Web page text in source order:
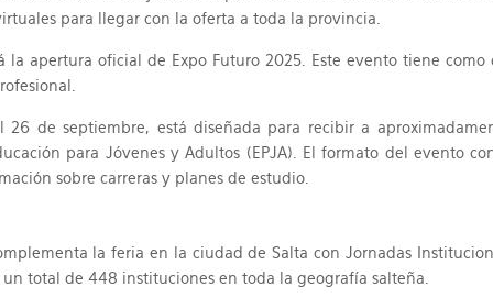
para llegar con la oferta a toda la provincia.
la apertura oficial de Expo Futuro 2025. Este evento tiene
26 de septiembre, está diseñada para recibir a
para Jóvenes y Adultos (EPJA). El formato del evento
sobre carreras y planes de estudio.
la feria en la ciudad de Salta con Jornadas
total de 448 instituciones en toda la geografía salteña.